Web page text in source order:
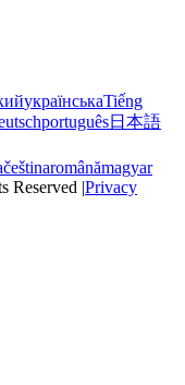
українськаTiếng
português日本語
češtinaromânămagyar
Reserved |Privacy